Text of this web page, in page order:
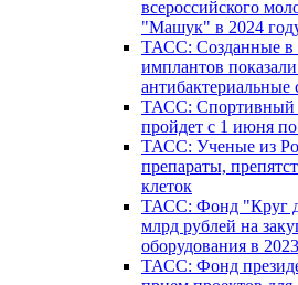
всероссийского
"Машук" в 2024
ТАСС: Созданные в
имплантов
антибактериальные
ТАСС: Спортивный
пройдет с 1 июня по
ТАСС: Ученые из
препараты,
клеток
ТАСС: Фонд "Круг
млрд рублей на
оборудования в
ТАСС: Фонд